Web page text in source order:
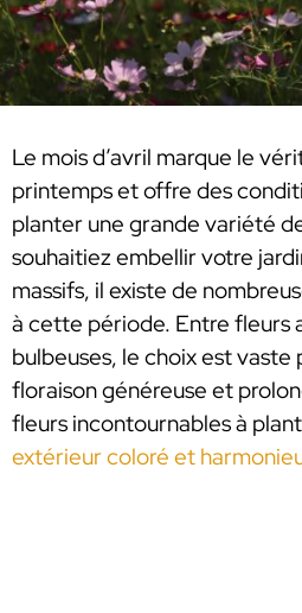
Le mois d’avril marque le
printemps et offre des
planter une grande variété
souhaitiez embellir votre
massifs, il existe de
à cette période. Entre fleurs
bulbeuses, le choix est vaste
floraison généreuse et
fleurs incontournables à
extérieur coloré et